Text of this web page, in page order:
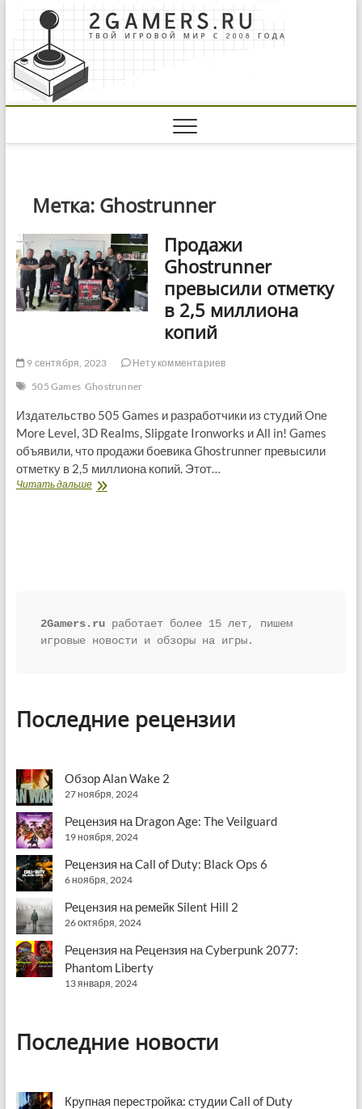
content
Метка: Ghostrunner
Продажи
Ghostrunner
превысили отметку
в 2,5 миллиона
копий
9 сентября, 2023
Нету комментариев
505 Games Ghostrunner
Издательство 505 Games и разработчики из студий One
More Level, 3D Realms, Slipgate Ironworks и All in! Games
объявили, что продажи боевика Ghostrunner превысили
отметку в 2,5 миллиона копий. Этот…
Читать дальшеПродажи
2Gamers.ru работает более 15 лет, пишем
игровые новости и обзоры на игры.
Последние рецензии
Обзор Alan Wake 2
27 ноября, 2024
Рецензия на Dragon Age: The Veilguard
19 ноября, 2024
Рецензия на Call of Duty: Black Ops 6
6 ноября, 2024
Рецензия на ремейк Silent Hill 2
26 октября, 2024
Рецензия на Рецензия на Cyberpunk 2077:
Phantom Liberty
13 января, 2024
Последние новости
Крупная перестройка: студии Call of Duty